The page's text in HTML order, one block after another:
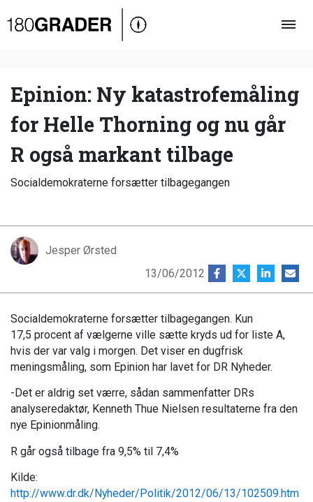
Oversigt
Debat
Video
Podcast
Epinion: Ny katastrofemåling
for Helle Thorning og nu går
R også markant tilbage
Socialdemokraterne forsætter tilbagegangen
Jesper Ørsted
13/06/2012
Socialdemokraterne forsætter tilbagegangen. Kun
17,5 procent af vælgerne ville sætte kryds ud for liste A,
hvis der var valg i morgen. Det viser en dugfrisk
meningsmåling, som Epinion har lavet for DR Nyheder.
-Det er aldrig set værre, sådan sammenfatter DRs
analyseredaktør, Kenneth Thue Nielsen resultaterne fra den
nye Epinionmåling.
R går også tilbage fra 9,5% til 7,4%
Kilde:
http://www.dr.dk/Nyheder/Politik/2012/06/13/102509.htm